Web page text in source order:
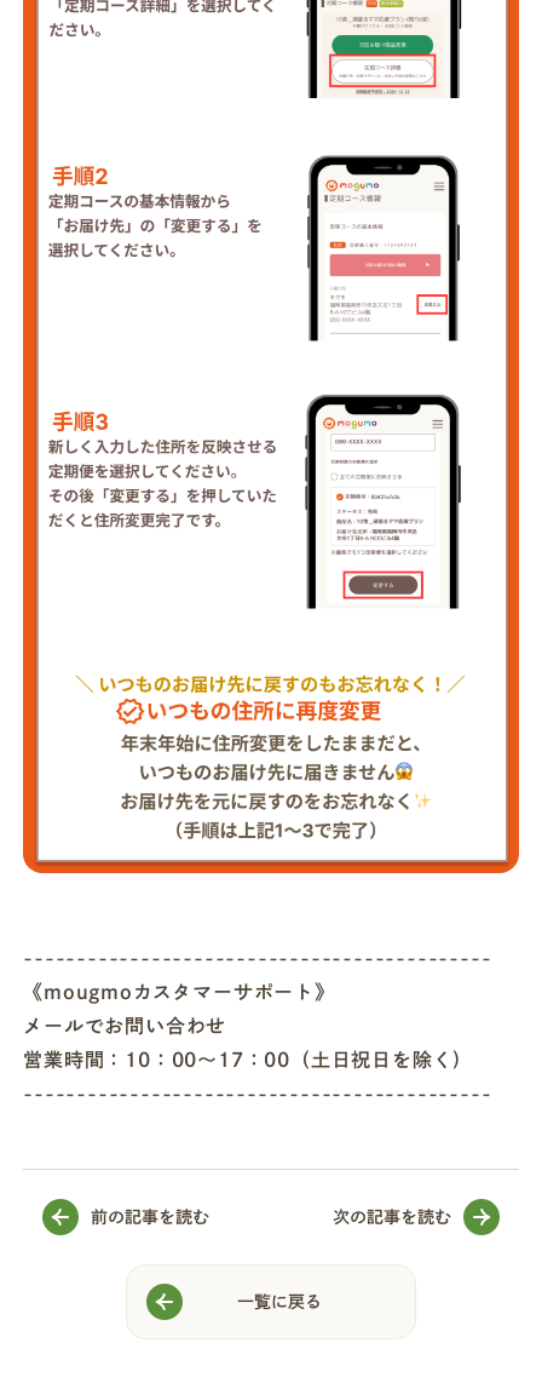
--------------------------------------------
《mougmoカスタマーサポート》
メールでお問い合わせ
営業時間：10：00～17：00（土日祝日を除く)
--------------------------------------------
前の記事を読む
一覧に戻る
次の記事を読む